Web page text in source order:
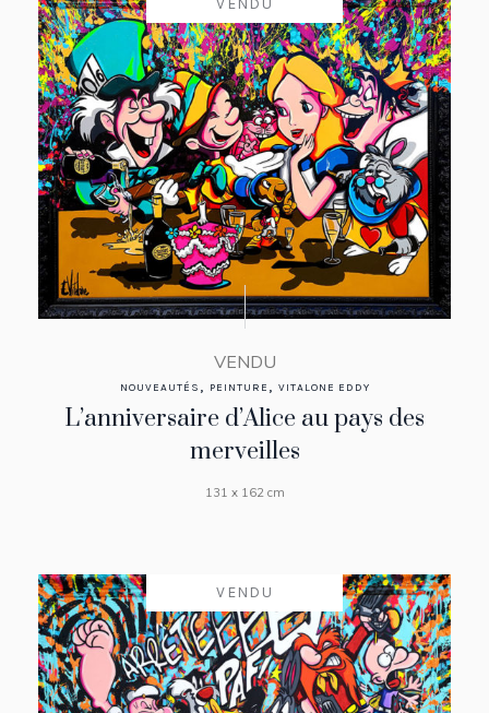
VENDU
VENDU
NOUVEAUTÉS , PEINTURE , VITALONE EDDY
L’anniversaire d’Alice au pays des
merveilles
131 x 162 cm
VENDU